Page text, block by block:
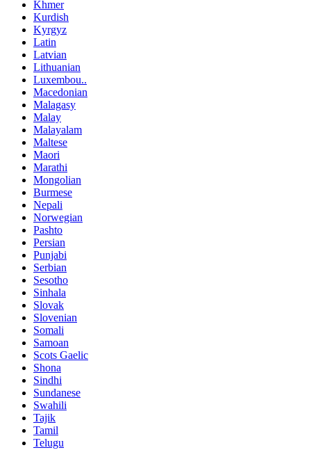
Khmer
Kurdish
Kyrgyz
Latin
Latvian
Lithuanian
Luxembou..
Macedonian
Malagasy
Malay
Malayalam
Maltese
Maori
Marathi
Mongolian
Burmese
Nepali
Norwegian
Pashto
Persian
Punjabi
Serbian
Sesotho
Sinhala
Slovak
Slovenian
Somali
Samoan
Scots Gaelic
Shona
Sindhi
Sundanese
Swahili
Tajik
Tamil
Telugu